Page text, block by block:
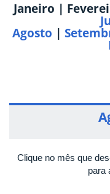
Janeiro |
Agosto |
Clique no mês que
para